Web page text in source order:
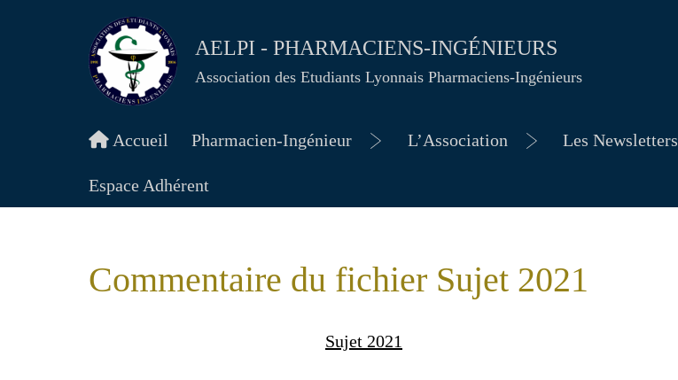
AELPI - PHARMACIENS-INGÉNIEURS
Association des Etudiants Lyonnais Pharmaciens-Ingénieurs
Accueil Pharmacien-Ingénieur
Ouvrir
menu
L’Association
Ouvrir
menu
Les Newsletters
Espace Adhérent
Commentaire du fichier Sujet 2021
Sujet 2021